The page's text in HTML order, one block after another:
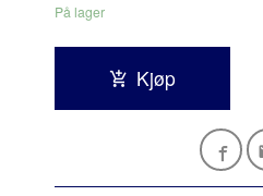
På lager
Kjøp